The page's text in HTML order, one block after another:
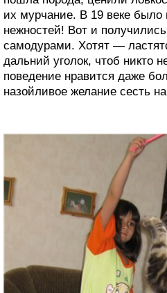
их мурчание. В 19 веке было
нежностей! Вот и
самодурами. Хотят —
дальний уголок, чтоб никто
поведение нравится даже
назойливое желание сесть